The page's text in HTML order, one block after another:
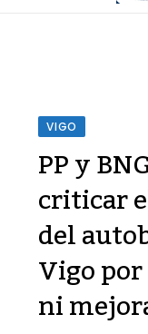
VIGO
PP y
criticar
del
Vigo
ni